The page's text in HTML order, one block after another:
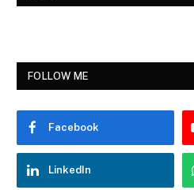
FOLLOW ME
Facebook
LinkedIn